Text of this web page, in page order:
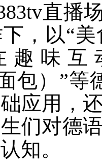
直播
，以“
味互
包）”
应用，
们对德
知。